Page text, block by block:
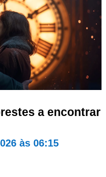
a encontrar
às 06:15